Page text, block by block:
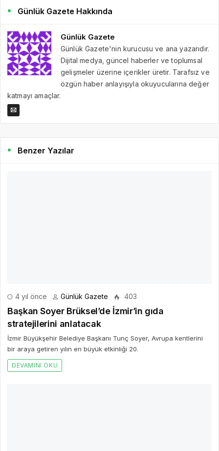
Günlük Gazete Hakkında
Günlük Gazete
Günlük Gazete'nin kurucusu ve ana yazarıdır.
Dijital medya, güncel haberler ve toplumsal
gelişmeler üzerine içerikler üretir. Tarafsız ve
özgün haber anlayışıyla okuyucularına değer
katmayı amaçlar.
Benzer Yazılar
4 yıl önce Günlük Gazete 403
Başkan Soyer Brüksel’de İzmir’in gıda
stratejilerini anlatacak
İzmir Büyükşehir Belediye Başkanı Tunç Soyer, Avrupa kentlerini
bir araya getiren yılın en büyük etkinliği 20.
DEVAMINI OKU